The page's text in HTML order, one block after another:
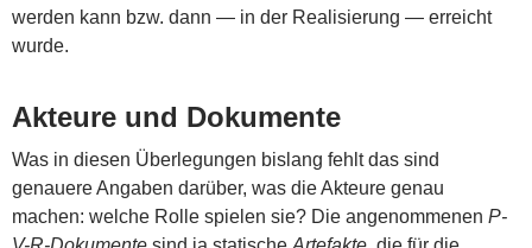
werden kann bzw. dann — in der Realisierung — erreicht
wurde.
Akteure und Dokumente
Was in diesen Überlegungen bislang fehlt das sind
genauere Angaben darüber, was die Akteure genau
machen: welche Rolle spielen sie? Die angenommenen P-